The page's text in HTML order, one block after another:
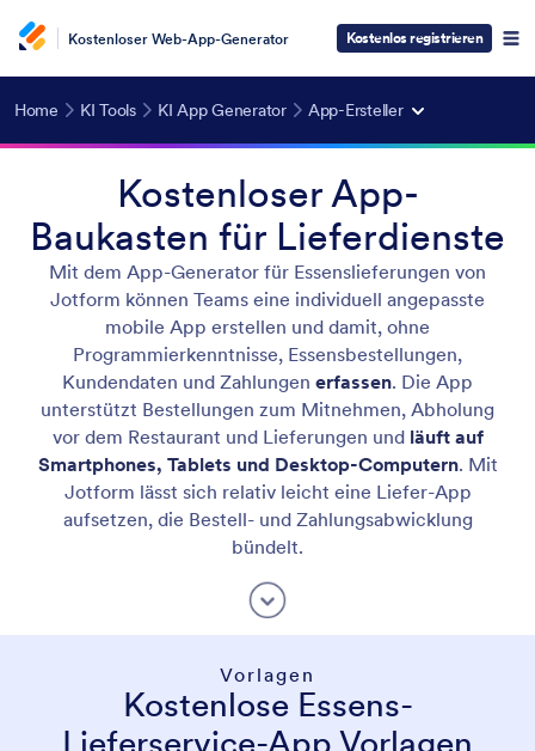
Kostenloser Web-App-Generator Kostenlos registrieren
Home KI Tools KI App Generator App-Ersteller
Kostenloser App-
Baukasten für Lieferdienste
Mit dem App-Generator für Essenslieferungen von
Jotform können Teams eine individuell angepasste
mobile App erstellen und damit, ohne
Programmierkenntnisse, Essensbestellungen,
Kundendaten und Zahlungen erfassen. Die App
unterstützt Bestellungen zum Mitnehmen, Abholung
vor dem Restaurant und Lieferungen und läuft auf
Smartphones, Tablets und Desktop-Computern. Mit
Jotform lässt sich relativ leicht eine Liefer-App
aufsetzen, die Bestell- und Zahlungsabwicklung
bündelt.
Vorlagen
Kostenlose Essens-